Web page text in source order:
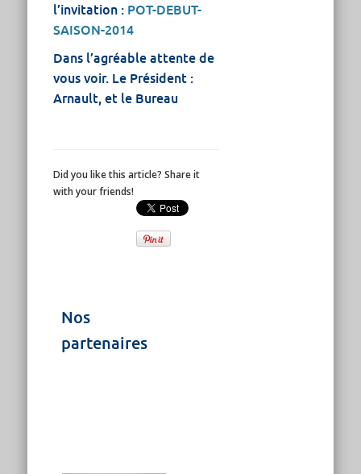
l’invitation : POT-DEBUT-
SAISON-2014
Dans l’agréable attente de
vous voir. Le Président :
Arnault, et le Bureau
Did you like this article? Share it
with your friends!
Nos
partenaires